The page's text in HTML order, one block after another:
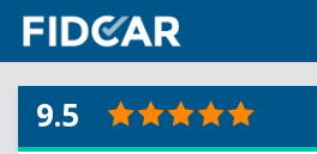
9.5